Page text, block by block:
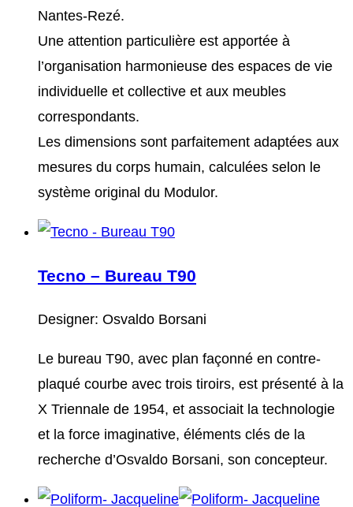
Nantes-Rezé.
Une attention particulière est apportée à
l’organisation harmonieuse des espaces de vie
individuelle et collective et aux meubles
correspondants.
Les dimensions sont parfaitement adaptées aux
mesures du corps humain, calculées selon le
système original du Modulor.
Tecno – Bureau T90
Designer: Osvaldo Borsani
Le bureau T90, avec plan façonné en contre-
plaqué courbe avec trois tiroirs, est présenté à la
X Triennale de 1954, et associait la technologie
et la force imaginative, éléments clés de la
recherche d’Osvaldo Borsani, son concepteur.